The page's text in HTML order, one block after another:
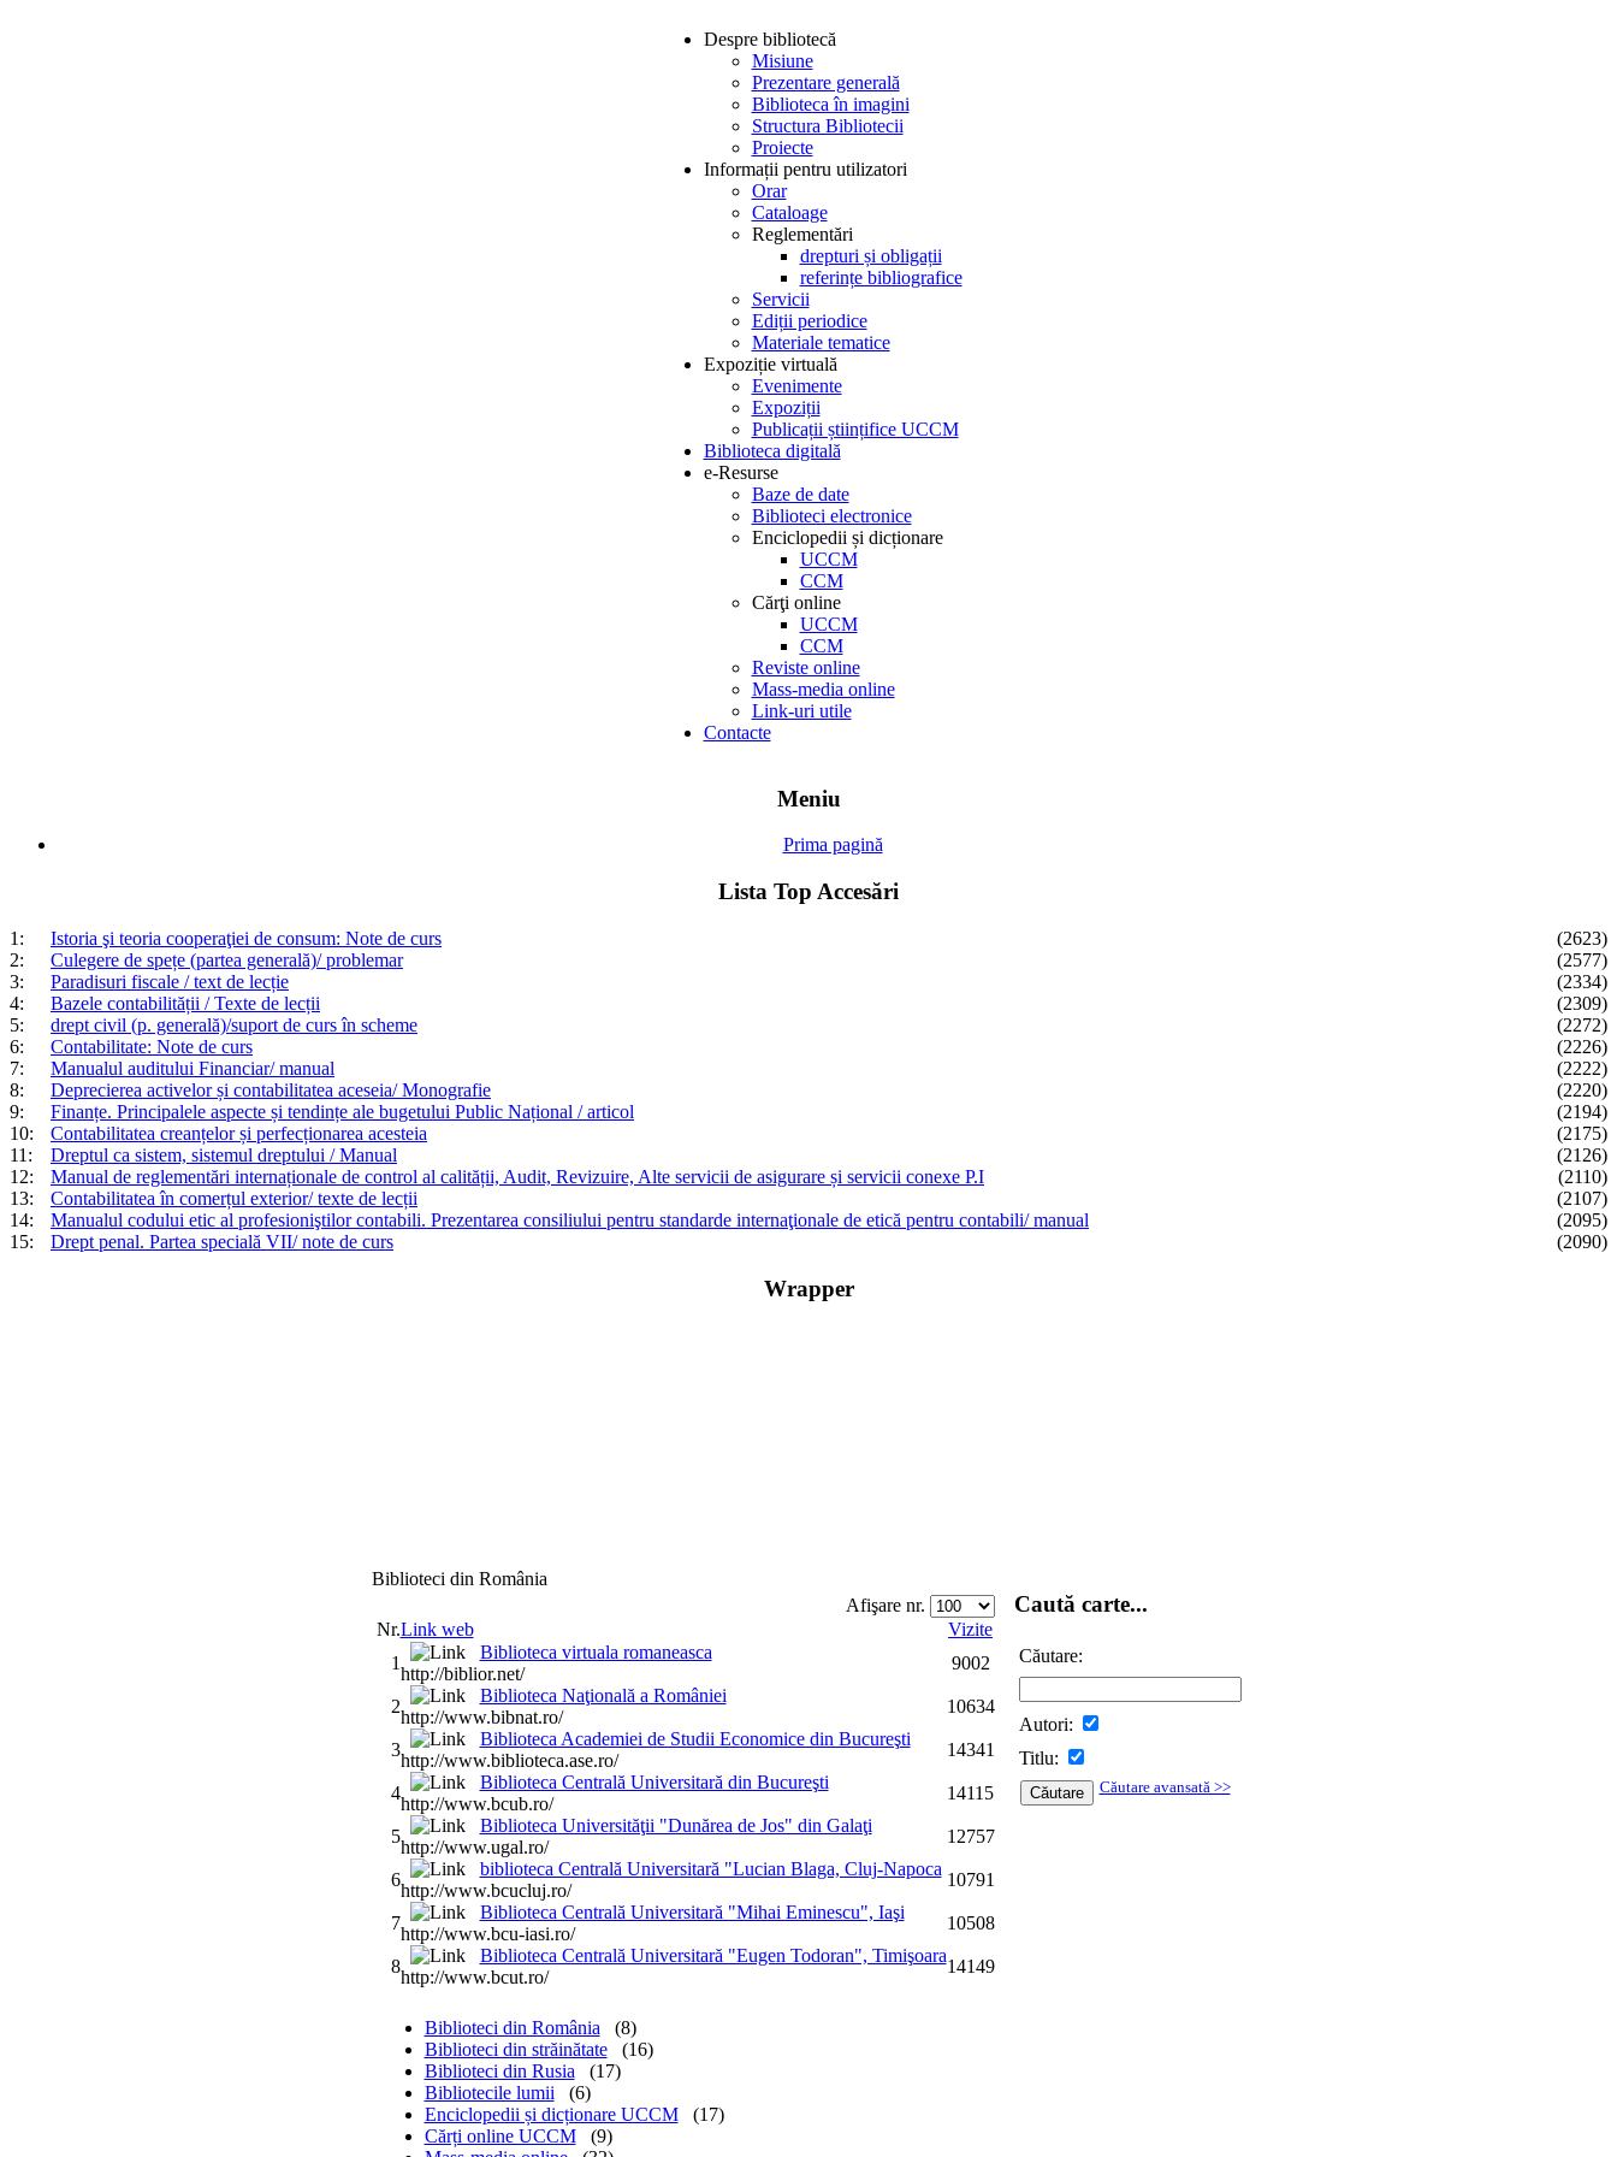
Despre bibliotecă
Misiune
Prezentare generală
Biblioteca în imagini
Structura Bibliotecii
Proiecte
Informații pentru utilizatori
Orar
Cataloage
Reglementări
drepturi și obligații
referințe bibliografice
Servicii
Ediții periodice
Materiale tematice
Expoziție virtuală
Evenimente
Expoziții
Publicații științifice UCCM
Biblioteca digitală
e-Resurse
Baze de date
Biblioteci electronice
Enciclopedii și dicționare
UCCM
CCM
Cărţi online
UCCM
CCM
Reviste online
Mass-media online
Link-uri utile
Contacte
Meniu
Prima pagină
Lista Top Accesări
1: Istoria şi teoria cooperaţiei de consum: Note de curs
(2623)
2:
Culegere de spețe (partea generală)/ problemar
(2577)
3:
Paradisuri fiscale / text de lecție
(2334)
4:
Bazele contabilității / Texte de lecții
(2309)
5:
drept civil (p. generală)/suport de curs în scheme
(2272)
6:
Contabilitate: Note de curs
(2226)
7:
Manualul auditului Financiar/ manual
(2222)
8:
Deprecierea activelor și contabilitatea aceseia/ Monografie
(2220)
9:
Finanțe. Principalele aspecte și tendințe ale bugetului Public Național / articol
(2194)
10:
Contabilitatea creanțelor și perfecționarea acesteia
(2175)
11:
Dreptul ca sistem, sistemul dreptului / Manual
(2126)
12:
Manual de reglementări internaționale de control al calității, Audit, Revizuire, Alte servicii de asigurare și servicii conexe P.I
(2110)
13:
Contabilitatea în comerțul exterior/ texte de lecții
(2107)
14:
Manualul codului etic al profesioniştilor contabili. Prezentarea consiliului pentru standarde internaţionale de etică pentru contabili/ manual
(2095)
15:
Drept penal. Partea specială VII/ note de curs (2090)
Wrapper
Biblioteci din România
Afişare nr.
Nr.Link web
Vizite
1
Biblioteca virtuala romaneasca
http://biblior.net/
9002
2
Biblioteca Naţională a României
http://www.bibnat.ro/
10634
3
Biblioteca Academiei de Studii Economice din Bucureşti
http://www.biblioteca.ase.ro/
14341
4
Biblioteca Centrală Universitară din Bucureşti
http://www.bcub.ro/
14115
5
Biblioteca Universităţii "Dunărea de Jos" din Galaţi
http://www.ugal.ro/
12757
6
biblioteca Centrală Universitară "Lucian Blaga, Cluj-Napoca
http://www.bcucluj.ro/
10791
7
Biblioteca Centrală Universitară "Mihai Eminescu", Iaşi
http://www.bcu-iasi.ro/
10508
8
Biblioteca Centrală Universitară "Eugen Todoran", Timişoara
http://www.bcut.ro/
14149
Biblioteci din România
(8)
Biblioteci din străinătate
(16)
Biblioteci din Rusia
(17)
Bibliotecile lumii
(6)
Enciclopedii și dicționare UCCM
(17)
Cărți online UCCM
(9)
Caută carte...
Căutare:
Autori:
Titlu:
Căutare avansată >>